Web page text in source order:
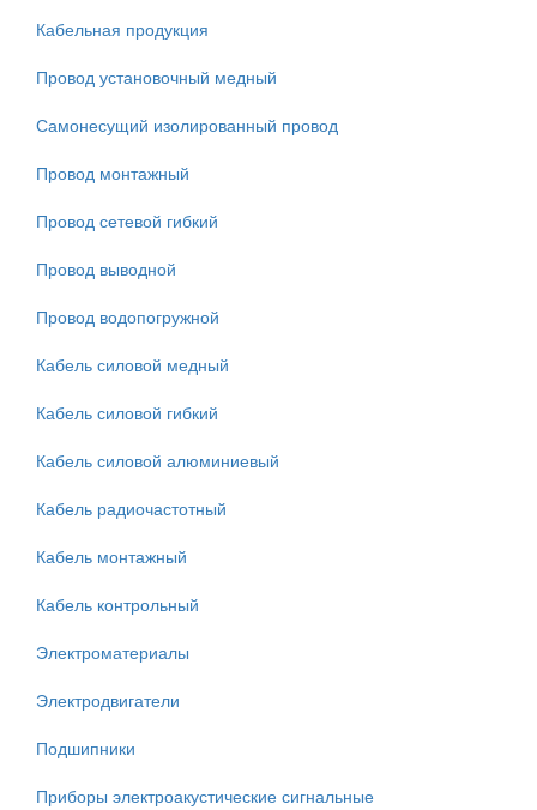
Кабельная продукция
Провод установочный медный
Самонесущий изолированный провод
Провод монтажный
Провод сетевой гибкий
Провод выводной
Провод водопогружной
Кабель силовой медный
Кабель силовой гибкий
Кабель силовой алюминиевый
Кабель радиочастотный
Кабель монтажный
Кабель контрольный
Электроматериалы
Электродвигатели
Подшипники
Приборы электроакустические сигнальные